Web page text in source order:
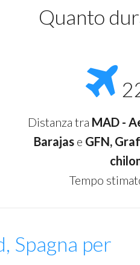
Quanto
Distanza tra MAD -
Barajase GFN,
Tempo
Spagna per